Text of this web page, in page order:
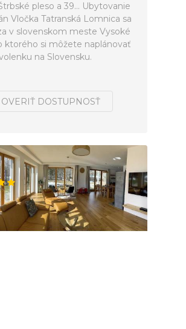
pleso a 39... Ubytovanie
Vločka Tatranská Lomnica sa
v slovenskom meste Vysoké
ktorého si môžete naplánovať
na Slovensku.
OVERIŤ DOSTUPNOSŤ